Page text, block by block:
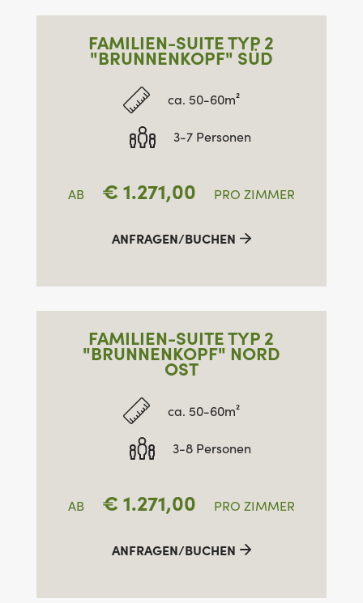
FAMILIEN-SUITE TYP 2
"BRUNNENKOPF" SÜD
ca. 50-60m²
3-7 Personen
AB € 1.271,00 PRO ZIMMER
ANFRAGEN/BUCHEN
FAMILIEN-SUITE TYP 2
"BRUNNENKOPF" NORD
OST
ca. 50-60m²
3-8 Personen
AB € 1.271,00 PRO ZIMMER
ANFRAGEN/BUCHEN